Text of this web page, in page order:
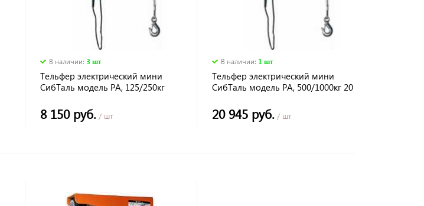
В наличии: 3 шт
Тельфер электрический мини
СибТаль модель РА, 125/250кг
8 150 руб./ шт
В наличии: 1 шт
Тельфер электрический мини
СибТаль модель РА, 500/1000кг 20
20 945 руб. / шт